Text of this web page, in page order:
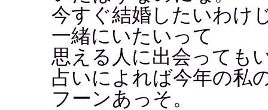
今すぐ結婚したいわけ
一緒にいたいって
思える人に出会っても
占いによれば今年の私
フーンあっそ。